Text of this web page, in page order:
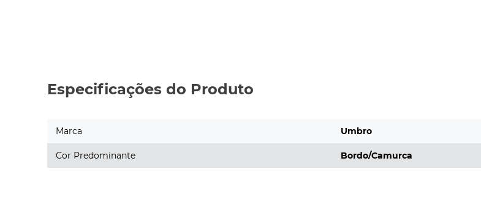
Especificações do Produto
Marca Umbro
Cor Predominante Bordo/Camurca